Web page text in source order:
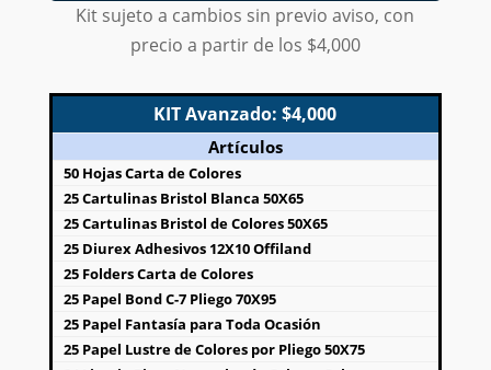
10 Papel Crepe de Colores 50x2m Pingüino
6 Pegamento Adhesivos de 8gr E-240 Kole
5 Papel Cascarón de 1/8 28x35.5 Dipath
5 Cajas de 12 Colores Cortos Mapita Dixon
5 Cuadernos Profesionales con Espiral a Cuadros C-
7 con 100 Hojas Swing
5 Cuadernos Profesionales con Espiral a Rayas con
100 Hojas Swing
5 Marcatextos de Colores 414 Triangular Pelikan
5 Tijeras Escolares Pekes Smarty
3 Acuarelas de Cartón con 12 Colores Smarty
3 Cintas Adhesivas Transparentes de 48x50 Navitek
3 Juegos de Geometría Medianos Koala
3 Cajas de Plastilina con 10 Barras Smarty
Kit sujeto a cambios sin previo aviso, con
precio a partir de los $4,000
KIT Avanzado: $4,000
Artículos
50 Hojas Carta de Colores
25 Cartulinas Bristol Blanca 50X65
25 Cartulinas Bristol de Colores 50X65
25 Diurex Adhesivos 12X10 Offiland
25 Folders Carta de Colores
25 Papel Bond C-7 Pliego 70X95
25 Papel Fantasía para Toda Ocasión
25 Papel Lustre de Colores por Pliego 50X75